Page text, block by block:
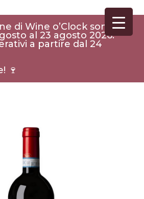
di Wine o’Clock sono
al 23 agosto 2026.
a partire dal 24
🍷